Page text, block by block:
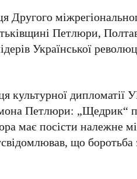
Другого
Петлюри,
Української
культурної дипломатії
Петлюри: „Щедрик“
має посісти належне
що